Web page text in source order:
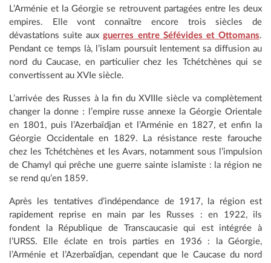
L’Arménie et la Géorgie se retrouvent partagées entre les deux
empires. Elle vont connaître encore trois siècles de
dévastations suite auxguerres entre Séfévides et Ottomans.
Pendant ce temps là, l’islam poursuit lentement sa diffusion au
nord du Caucase, en particulier chez les Tchétchènes qui se
convertissent au XVIe siècle.
L’arrivée des Russes à la fin du XVIIIe siècle va complètement
changer la donne : l’empire russe annexe la Géorgie Orientale
en 1801, puis l’Azerbaïdjan et l’Arménie en 1827, et enfin la
Géorgie Occidentale en 1829. La résistance reste farouche
chez les Tchétchènes et les Avars, notamment sous l’impulsion
de Chamyl qui prêche une guerre sainte islamiste : la région ne
se rend qu’en 1859.
Après les tentatives d’indépendance de 1917, la région est
rapidement reprise en main par les Russes : en 1922, ils
fondent la République de Transcaucasie qui est intégrée à
l’URSS. Elle éclate en trois parties en 1936 : la Géorgie,
l’Arménie et l’Azerbaïdjan, cependant que le Caucase du nord